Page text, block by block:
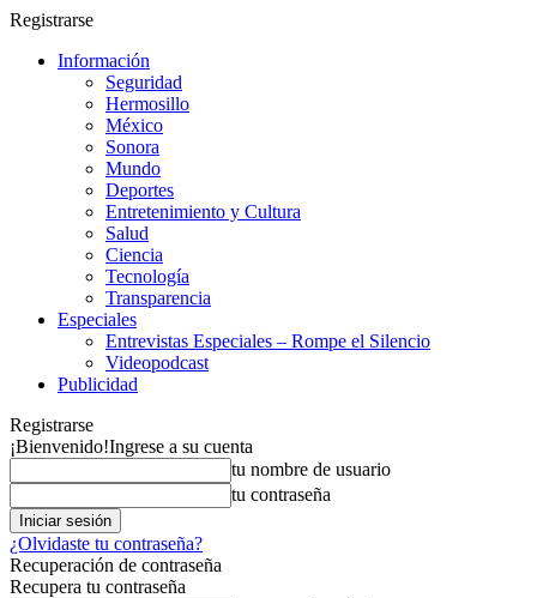
Registrarse
Información
Seguridad
Hermosillo
México
Sonora
Mundo
Deportes
Entretenimiento y Cultura
Salud
Ciencia
Tecnología
Transparencia
Especiales
Entrevistas Especiales – Rompe el Silencio
Videopodcast
Publicidad
Registrarse
¡Bienvenido!Ingrese a su cuenta
tu nombre de usuario
tu contraseña
¿Olvidaste tu contraseña?
Recuperación de contraseña
Recupera tu contraseña